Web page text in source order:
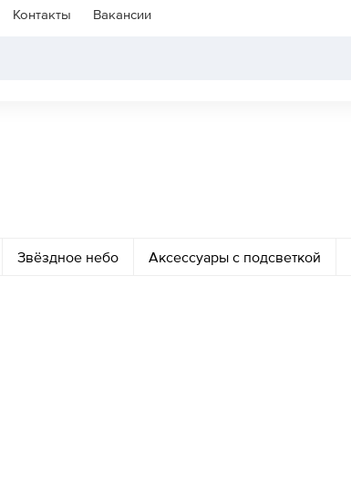
Контакты Вакансии
Звёздное небо Аксессуары с подсветкой